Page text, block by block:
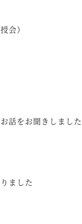
会）
話をお聞きしました
ました